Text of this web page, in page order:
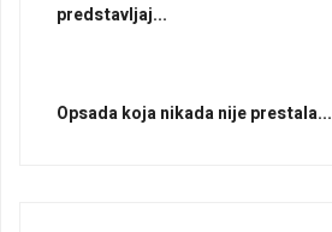
predstavljaj...
Opsada koja nikada nije prestala...